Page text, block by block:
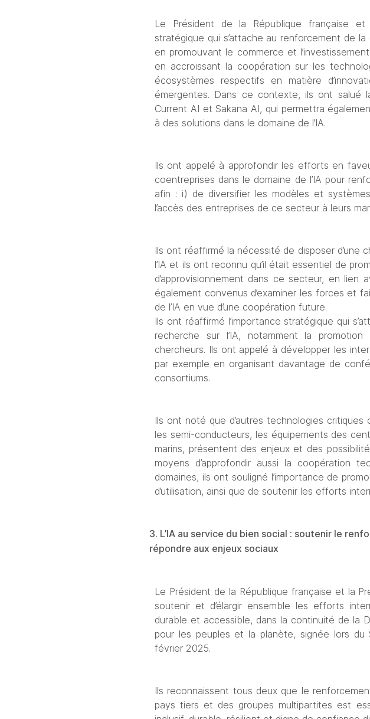
Le Président de la République française et
stratégique qui s’attache au renforcement de
en promouvant le commerce et
en accroissant la coopération sur les
écosystèmes respectifs en matière
émergentes. Dans ce contexte, ils ont salué
Current AI et Sakana AI, qui permettra
à des solutions dans le domaine de l’IA.
Ils ont appelé à approfondir les efforts en
coentreprises dans le domaine de l’IA pour
afin : i) de diversifier les modèles et
l’accès des entreprises de ce secteur à leurs
Ils ont réaffirmé la nécessité de disposer d’une
l’IA et ils ont reconnu qu’il était essentiel de
d’approvisionnement dans ce secteur, en
également convenus d’examiner les forces et
de l’IA en vue d’une coopération future.
Ils ont réaffirmé l’importance stratégique qui
recherche sur l’IA, notamment la
chercheurs. Ils ont appelé à développer les
par exemple en organisant davantage de
consortiums.
Ils ont noté que d’autres technologies critiques
les semi-conducteurs, les équipements des
marins, présentent des enjeux et des
moyens d’approfondir aussi la coopération
domaines, ils ont souligné l’importance de
d’utilisation, ainsi que de soutenir les efforts
3. L’IA au service du bien social : soutenir le
répondre aux enjeux sociaux
Le Président de la République française et la
soutenir et d’élargir ensemble les efforts
durable et accessible, dans la continuité de la
pour les peuples et la planète, signée lors du
février 2025.
Ils reconnaissent tous deux que le
pays tiers et des groupes multipartites est